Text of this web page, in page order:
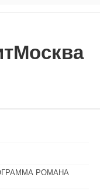
РОМАНА